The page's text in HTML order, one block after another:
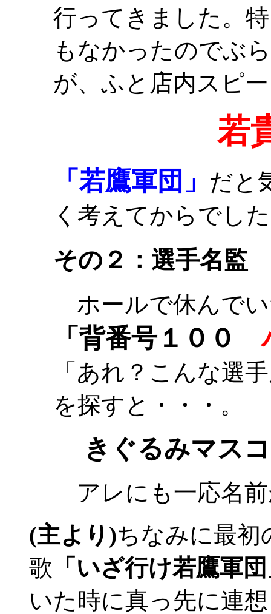
行ってきました。
もなかったのでぶ
が、ふと店内スピ
若
「若鷹軍団」 だと
く考えてからでし
その２：選手名監
ホールで休んで
「背番号１００
「あれ？こんな選
を探すと・・・。
きぐるみマス
アレにも一応名
(主より)ちなみに最初
歌 「いざ行け若鷹軍
いた時に真っ先に連